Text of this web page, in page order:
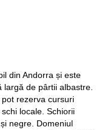
din Andorra și este
largă de pârtii albastre.
rezerva cursuri
locale. Schiorii
negre. Domeniul